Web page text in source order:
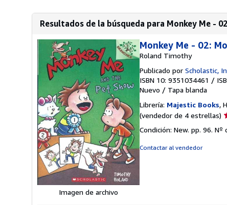
Resultados de la búsqueda para Monkey Me -
Imagen de archivo
Monkey Me - 02:
Roland Timothy
Publicado por Scholastic,
ISBN 10: 9351034461 /
Nuevo / Tapa blanda
Librería: Majestic Books,
(vendedor de 4 estrellas)
Condición: New. pp. 96. Nº
Contactar al vendedor